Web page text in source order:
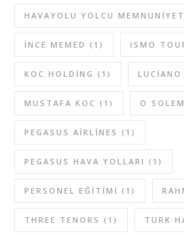
HAVAYOLU YOLCU
INCE MEMED (1) ISMO
KOC HOLDING (1)
MUSTAFA KOC (1) O
PEGASUS AIRLINES (1)
PEGASUS HAVA YOLLARI (1)
PERSONEL EĞITIMI (1)
THREE TENORS (1) TURK